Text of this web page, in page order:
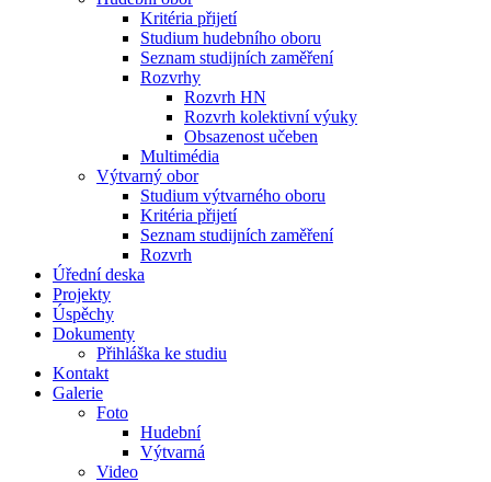
Kritéria přijetí
Studium hudebního oboru
Seznam studijních zaměření
Rozvrhy
Rozvrh HN
Rozvrh kolektivní výuky
Obsazenost učeben
Multimédia
Výtvarný obor
Studium výtvarného oboru
Kritéria přijetí
Seznam studijních zaměření
Rozvrh
Úřední deska
Projekty
Úspěchy
Dokumenty
Přihláška ke studiu
Kontakt
Galerie
Foto
Hudební
Výtvarná
Video